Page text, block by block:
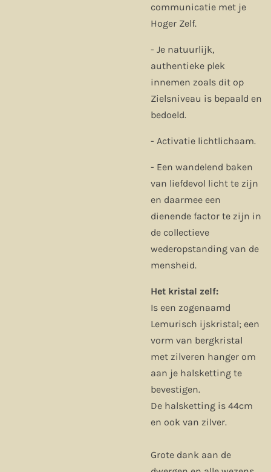
communicatie met je
Hoger Zelf.
- Je natuurlijk,
authentieke plek
innemen zoals dit op
Zielsniveau is bepaald en
bedoeld.
- Activatie lichtlichaam.
- Een wandelend baken
van liefdevol licht te zijn
en daarmee een
dienende factor te zijn in
de collectieve
wederopstanding van de
mensheid.
Het kristal zelf:
Is een zogenaamd
Lemurisch ijskristal; een
vorm van bergkristal
met zilveren hanger om
aan je halsketting te
bevestigen.
De halsketting is 44cm
en ook van zilver.
Grote dank aan de